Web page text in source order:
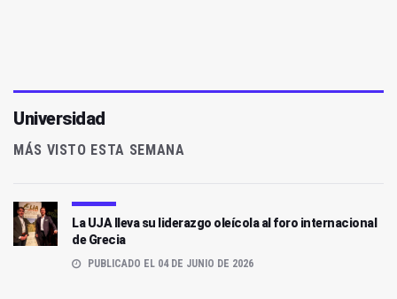
Universidad
MÁS VISTO ESTA SEMANA
La UJA lleva su liderazgo oleícola al foro internacional
de Grecia
PUBLICADO EL 04 DE JUNIO DE 2026